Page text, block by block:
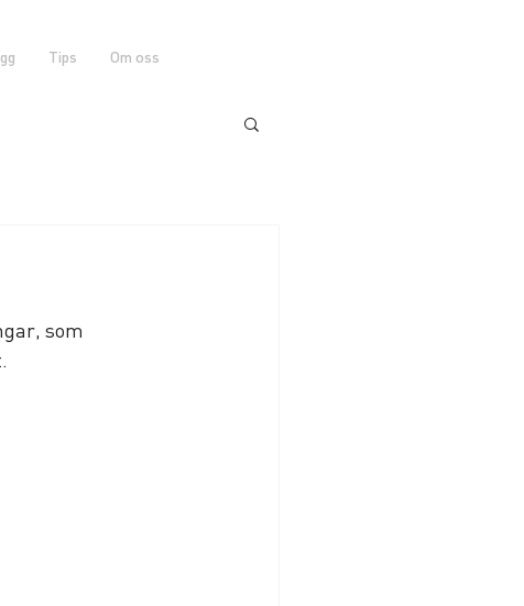
Tips Om oss
som